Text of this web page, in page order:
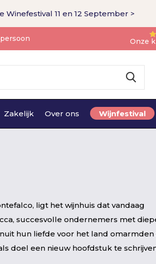
Zakelijk Over ons Wijnfestival
Onze
Winefestival 11 en 12 September >
ligt het wijnhuis dat vandaag
succesvolle ondernemers met
hun liefde voor het land omarmden
doel een nieuw hoofdstuk te